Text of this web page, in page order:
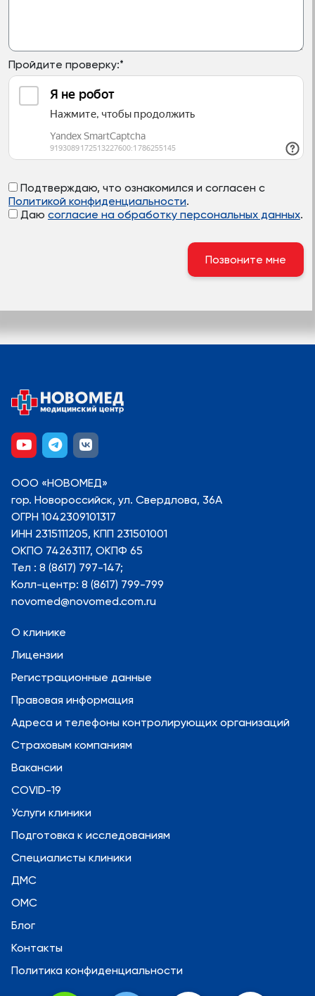
Пройдите проверку:*
Подтверждаю, что ознакомился и согласен с
Политикой конфиденциальности.
Даю согласие на обработку персональных данных.
ООО «НОВОМЕД»
гор. Новороссийск, ул. Свердлова, 36А
ОГРН 1042309101317
ИНН 2315111205, КПП 231501001
ОКПО 74263117, ОКПФ 65
Тел : 8 (8617) 797-147;
Колл-центр: 8 (8617) 799-799
novomed@novomed.com.ru
О клинике
Лицензии
Регистрационные данные
Правовая информация
Адреса и телефоны контролирующих организаций
Страховым компаниям
Вакансии
COVID-19
Услуги клиники
Подготовка к исследованиям
Специалисты клиники
ДМС
ОМС
Блог
Контакты
Политика конфиденциальности